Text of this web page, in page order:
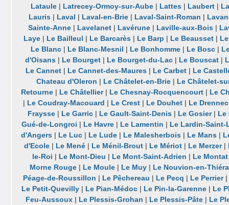
Lataule| Latrecey-Ormoy-sur-Aube| Lattes| Laubert|
Lauris | Laval | Laval-en-Brie | Laval-Saint-Roman |
Sainte-Anne | Lavelanet | Lavérune | Laville-aux-Bois |
Laye | Le Bailleul | Le Barcarès | Le Barp | Le Beausset |
Le Blanc| Le Blanc-Mesnil | Le Bonhomme| Le Bosc|
d'Oisans| Le Bourget| Le Bourget-du-Lac| Le Bouscat|
Le Cannet| Le Cannet-des-Maures| Le Carbet| Le
Chateau d'Oleron | Le Châtelet-en-Brie | Le Châtelet-
Retourne| Le Châtellier| Le Chesnay-Rocquencourt| Le
| Le Coudray-Macouard | Le Crest| Le Douhet| Le Drennec
Fraysse | Le Garric | Le Gault-Saint-Denis | Le Gosier| Le
Gué-de-Longroi | Le Havre| Le Lamentin | Le Lardin-Saint-
d'Angers| Le Luc| Le Lude| Le Malesherbois| Le Mans|
d'Ecole| Le Mené| Le Ménil-Brout| Le Mériot| Le Merzer|
le-Roi | Le Mont-Dieu | Le Mont-Saint-Adrien | Le Montat
Morne Rouge| Le Moule| Le Muy| Le Nouvion-en-
Péage-de-Roussillon | Le Pêchereau | Le Pecq | Le Perrier|
Le Petit-Quevilly| Le Pian-Médoc| Le Pin-la-Garenne| Le
Feu-Aussoux | Le Plessis-Grohan | Le Plessis-Pâte | Le